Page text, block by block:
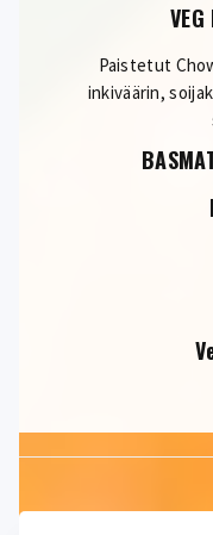
VEG
Paistetut
inkiväärin,